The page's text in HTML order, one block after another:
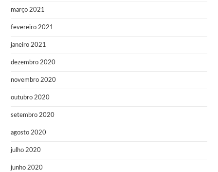
março 2021
fevereiro 2021
janeiro 2021
dezembro 2020
novembro 2020
outubro 2020
setembro 2020
agosto 2020
julho 2020
junho 2020